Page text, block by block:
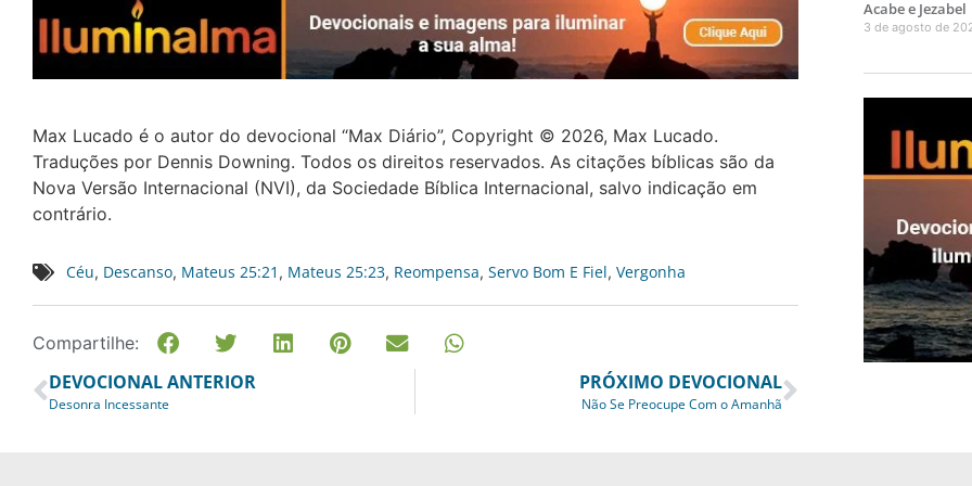
Max Lucado é o autor do devocional “Max Diário”, Copyright © 2026, Max Lucado.
Traduções por Dennis Downing. Todos os direitos reservados. As citações bíblicas são da
Nova Versão Internacional (NVI), da Sociedade Bíblica Internacional, salvo indicação em
contrário.
Céu, Descanso, Mateus 25:21 , Mateus 25:23, Reompensa, Servo Bom E Fiel, Vergonha
Compartilhe:
DEVOCIONAL ANTERIOR
Desonra Incessante
PRÓXIMO DEVOCIONAL
Não Se Preocupe Com o Amanhã
Acabe e Jezabel
3 de agosto de